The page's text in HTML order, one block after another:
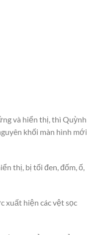
và hiển thị, thì Quỳnh
khối màn hình mới
thị, bị tối đen, đốm, ố,
xuất hiện các vệt sọc